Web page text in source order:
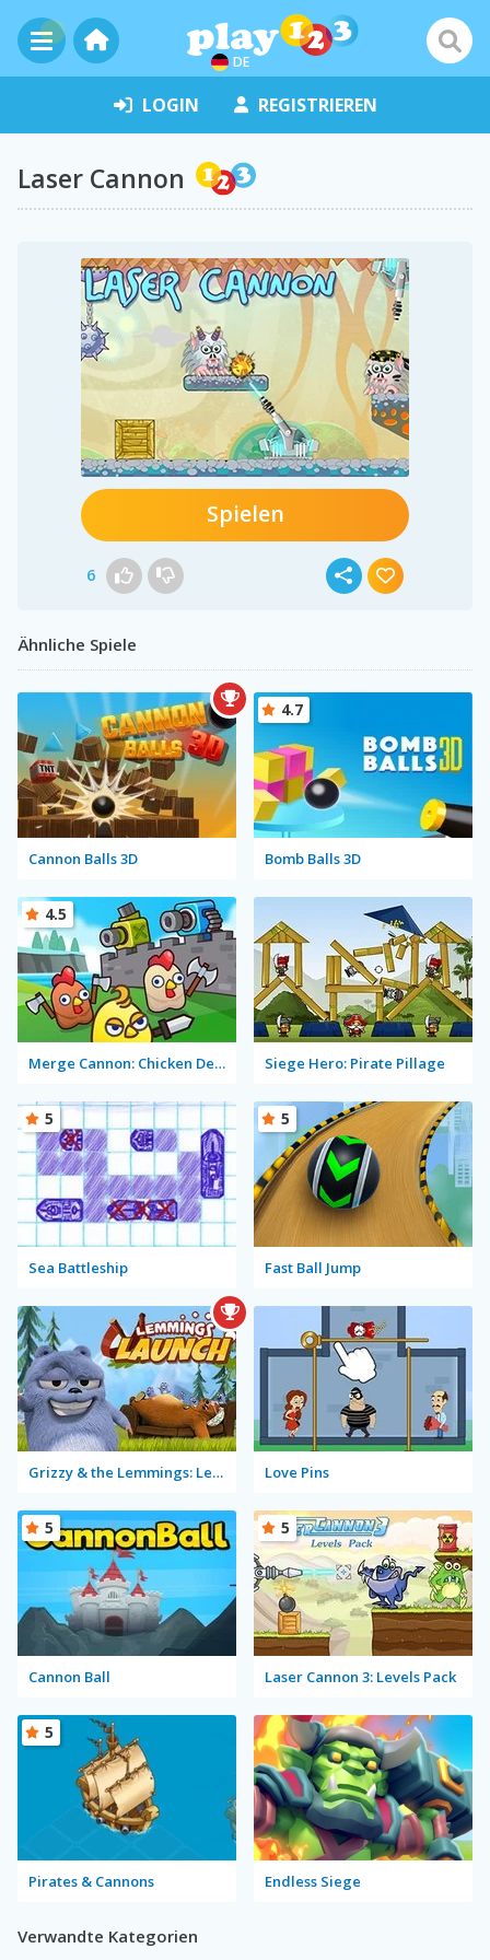
DE
LOGIN REGISTRIEREN
Laser Cannon
Spielen
6
Ähnliche Spiele
Cannon Balls 3D Bomb Balls 3D
4.7
Merge Cannon: Chicken Defense
4.5
Siege Hero: Pirate Pillage
Sea Battleship
5
Fast Ball Jump
5
Grizzy & the Lemmings: Lemmings Launch Love Pins
Cannon Ball
5
Laser Cannon 3: Levels Pack
5
Pirates & Cannons
5
Endless Siege
Verwandte Kategorien